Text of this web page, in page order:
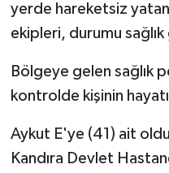
yerde hareketsiz
ekipleri, durumu
Bölgeye gelen sağlık
kontrolde kişinin
Aykut E'ye (41) ait
Kandıra Devlet